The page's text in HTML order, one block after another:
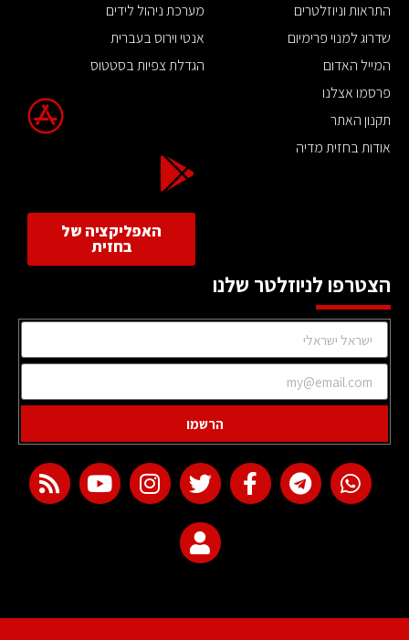
התראות וניוזלטרים
שדרוג למנוי פרימיום
המייל האדום
פרסמו אצלנו
תקנון האתר
אודות בחזית מדיה
מערכת ניהול לידים
אנטי וירוס בעברית
הגדלת צפיות בסטטוס
האפליקציה של
בחזית
הצטרפו לניוזלטר שלנו
הרשמו